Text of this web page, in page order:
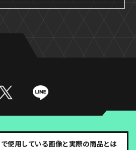
使用している画像と実際の商品とは